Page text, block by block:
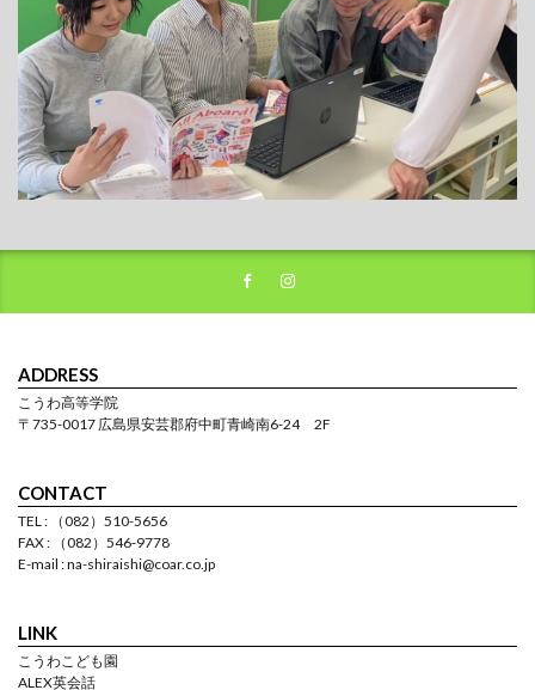
ADDRESS
こうわ高等学院
〒735-0017 広島県安芸郡府中町青崎南6-24 2F
CONTACT
TEL : （082）510-5656
FAX : （082）546-9778
E-mail : na-shiraishi@coar.co.jp
LINK
こうわこども園
ALEX英会話